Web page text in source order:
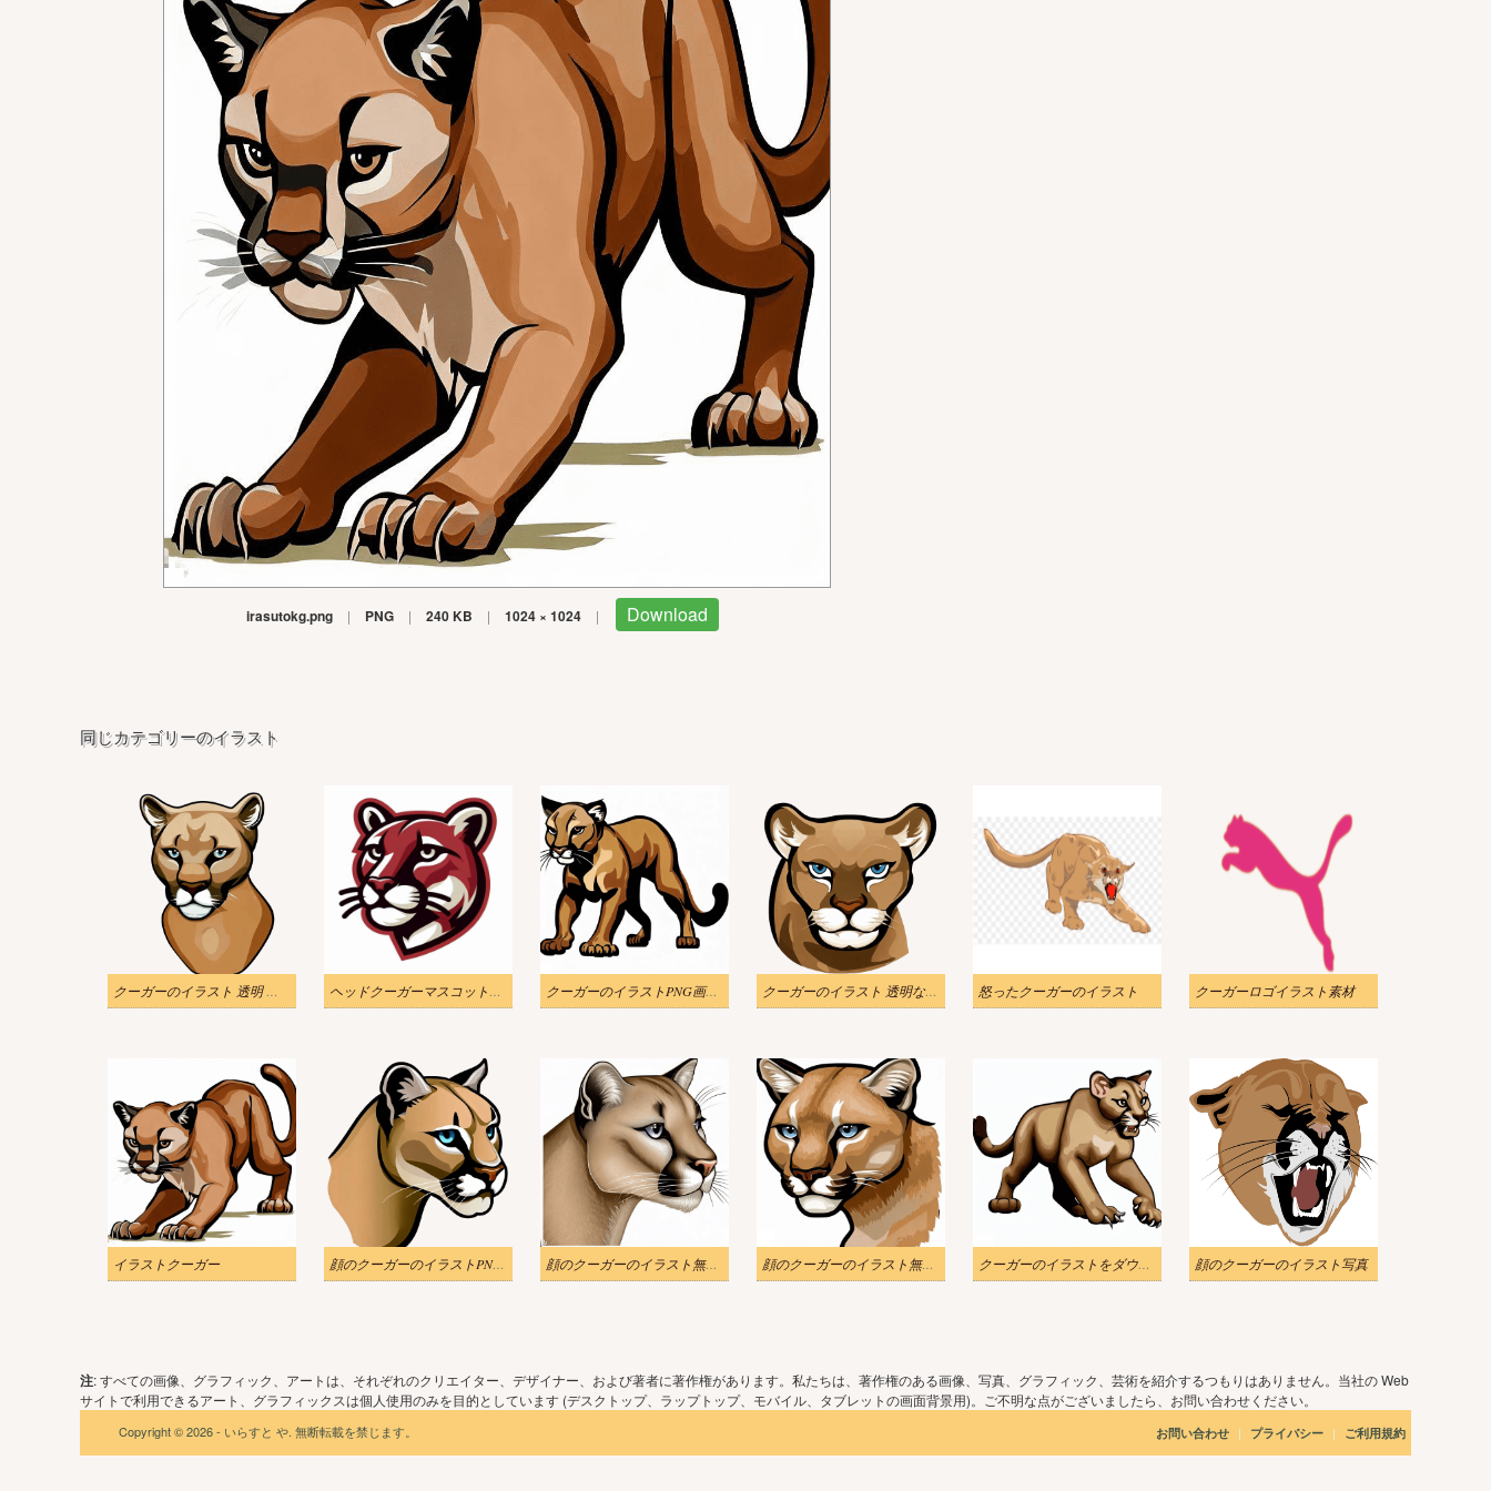
irasutokg.png | PNG | 240 KB | 1024 × 1024 | Download
同じカテゴリーのイラスト
クーガーのイラスト 透明 無料 4 ヘッドクーガーマスコットイラストダウンロード クーガーのイラストPNG画像 3 クーガーのイラスト 透明な背景 2 怒ったクーガーのイラスト クーガーロゴイラスト素材
イラストクーガー 顔のクーガーのイラストPNG透明 顔のクーガーのイラスト無料PNG 顔のクーガーのイラスト無料PNG画像 2 クーガーのイラストをダウンロード 2 顔のクーガーのイラスト写真
注: すべての画像、グラフィック、アートは、それぞれのクリエイター、デザイナー、および著者に著作権があります。私たちは、著作権のある画像、写真、グラフィック、芸術を紹介するつもりはありません。当社の Web
サイトで利用できるアート、グラフィックスは個人使用のみを目的としています (デスクトップ、ラップトップ、モバイル、タブレットの画面背景用)。ご不明な点がございましたら、お問い合わせください。
Copyright © 2026 - いらすと や. 無断転載を禁じます。 お問い合わせ | プライバシー | ご利用規約